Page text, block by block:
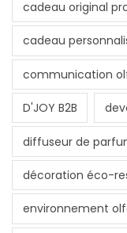
cadeau original
cadeau
communication
D'JOY B2B
diffuseur de
décoration éco-
environnement